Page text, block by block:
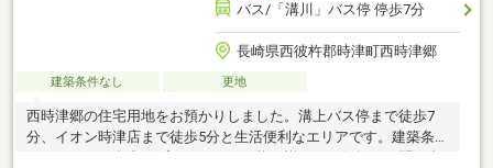
バス/「溝川」バス停 停歩7分
長崎県西彼杵郡時津町西時津郷
建築条件なし 更地
西時津郷の住宅用地をお預かりしました。溝上バス停まで徒歩7
分、イオン時津店まで徒歩5分と生活便利なエリアです。建築条件